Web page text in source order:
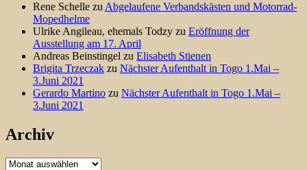
Rene Schelle zu Abgelaufene Verbandskästen und Motorrad-
Mopedhelme
Ulrike Angileau, ehemals Todzy zu Eröffnung der
Ausstellung am 17. April
Andreas Beinstingel zu Elisabeth Stienen
Brigita Trzeczak zu Nächster Aufenthalt in Togo 1.Mai –
3.Juni 2021
Gerardo Martino zu Nächster Aufenthalt in Togo 1.Mai –
3.Juni 2021
Archiv
Archiv